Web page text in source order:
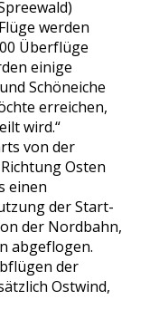
werden
Überflüge
einige
Schöneiche
erreichen,
wird.“
von der
Osten
einen
der Start-
der Nordbahn,
abgeflogen.
der
Ostwind,